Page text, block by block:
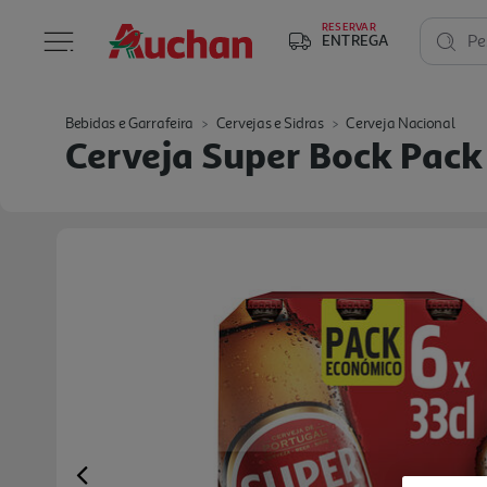
RESERVAR
ENTREGA
Bebidas e Garrafeira Cervejas e Sidras Cerveja Nacional
Cerveja Super Bock